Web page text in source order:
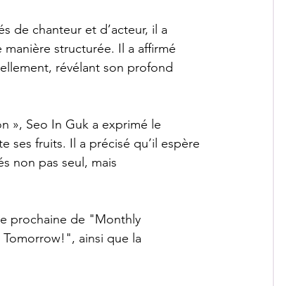
de chanteur et d’acteur, il a
structurée. Il a affirmé
révélant son profond
», Seo In Guk a exprimé le
ses fruits. Il a précisé qu’il espère
non pas seul, mais
prochaine de "Monthly
ainsi que la